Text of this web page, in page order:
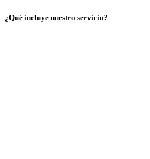
¿Qué incluye nuestro servicio?